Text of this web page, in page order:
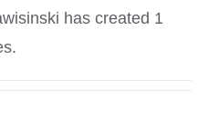
has created 1